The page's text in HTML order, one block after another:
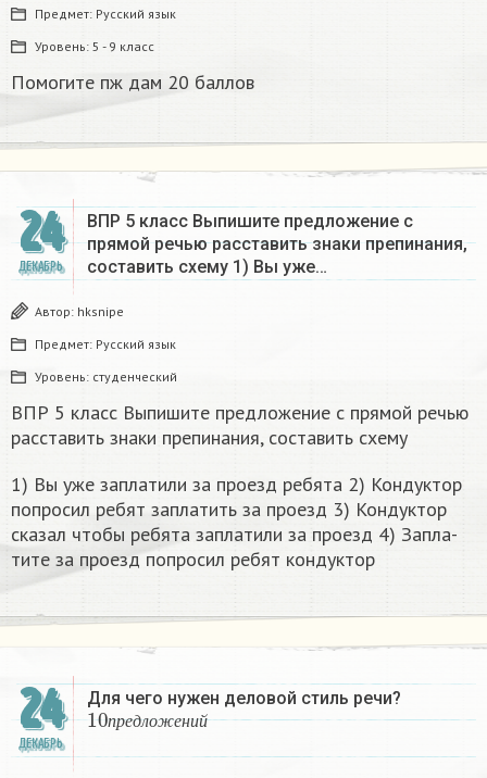
Предмет: Русский язык
Уровень: 5 - 9 класс
Помогите пж дам 20 баллов ​
24
ДЕКАБРЬ
ВПР 5 класс Выпишите предложение с
прямой речью расставить знаки препинания,
составить схему 1) Вы уже…
Автор: hksnipe
Предмет: Русский язык
Уровень: студенческий
ВПР 5 класс Выпишите предложение с прямой речью
расставить знаки препинания, составить схему
1) Вы уже за­пла­ти­ли за про­езд ре­бя­та 2) Кон­дук­тор
по­про­сил ребят за­пла­тить за про­езд 3) Кон­дук­тор
ска­зал чтобы ре­бя­та за­пла­ти­ли за про­езд 4) За­пла­
ти­те за про­езд по­про­сил ребят кон­дук­тор​
24
ДЕКАБРЬ
Для чего нужен деловой стиль речи?
пре дложений
10п редложен ий